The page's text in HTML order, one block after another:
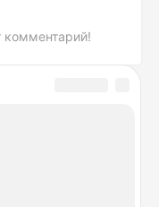
комментарий!